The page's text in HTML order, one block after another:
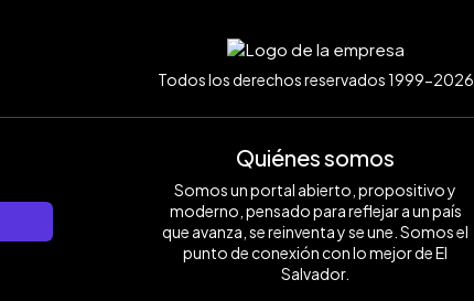
Todos los derechos reservados 1999-2026
Quiénes somos
Somos un portal abierto, propositivo y
moderno, pensado para reflejar a un país
que avanza, se reinventa y se une. Somos el
punto de conexión con lo mejor de El
Salvador.